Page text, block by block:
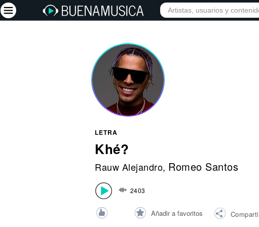
INICIO ARTISTAS RED
LETRA
Khé?
Rauw Alejandro, Romeo Santos
2403
Añadir a favoritos